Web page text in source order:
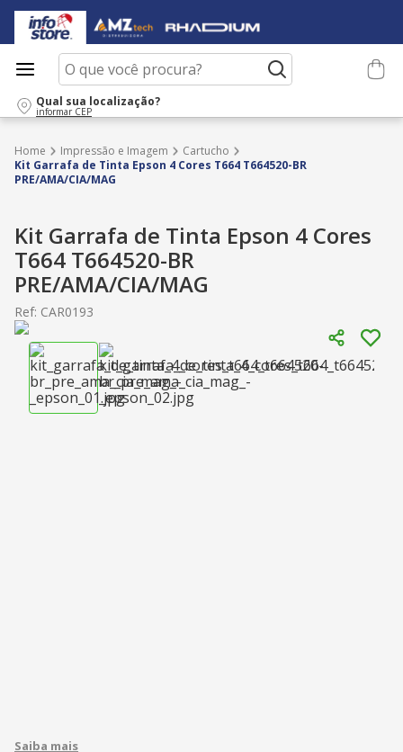
O que você procura?
Qual sua localização?
informar CEP
Impressão e Imagem
Cartucho
Kit Garrafa de Tinta Epson 4 Cores T664 T664520-BR
PRE/AMA/CIA/MAG
Kit Garrafa de Tinta Epson 4 Cores
T664 T664520-BR
PRE/AMA/CIA/MAG
Ref: CAR0193